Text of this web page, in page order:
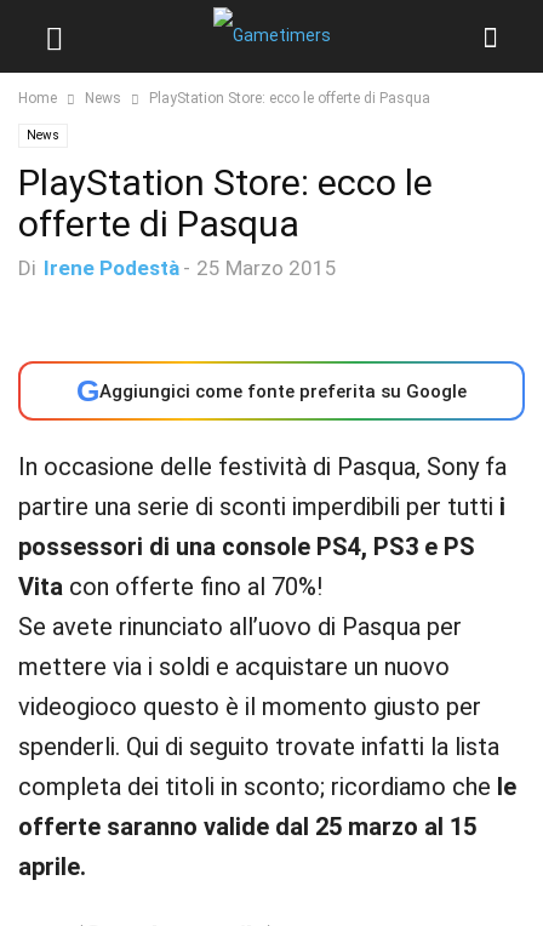
Home News PlayStation Store: ecco le offerte di Pasqua
News
PlayStation Store: ecco le
offerte di Pasqua
Di Irene Podestà - 25 Marzo 2015
GAggiungici come fonte preferita su Google
In occasione delle festività di Pasqua, Sony fa
partire una serie di sconti imperdibili per tutti i
possessori di una console PS4, PS3 e PS
Vita con offerte fino al 70%!
Se avete rinunciato all’uovo di Pasqua per
mettere via i soldi e acquistare un nuovo
videogioco questo è il momento giusto per
spenderli. Qui di seguito trovate infatti la lista
completa dei titoli in sconto; ricordiamo che le
offerte saranno valide dal 25 marzo al 15
aprile.